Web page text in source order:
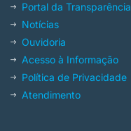
Portal da Transparência
Notícias
Ouvidoria
Acesso à Informação
Política de Privacidade
Atendimento